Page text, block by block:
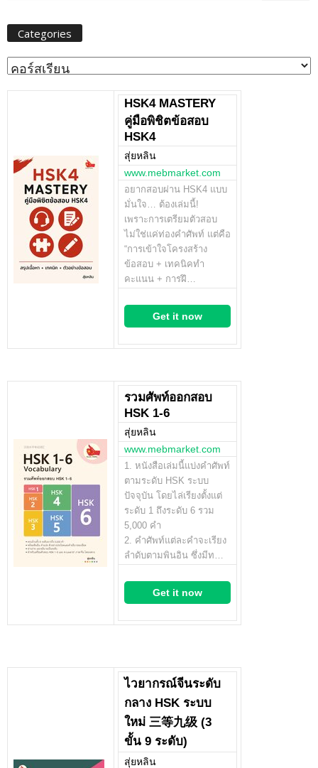
Categories
Categories
HSK4 MASTERY
คู่มือพิชิตข้อสอบ
HSK4
สุ่ยหลิน
www.mebmarket.com
อยากสอบผ่าน HSK4 แบบ
มั่นใจ… ต้องเล่มนี้!
เพราะการเตรียมตัวสอบ
ไม่ใช่แค่ท่องคำศัพท์ แต่คือ
“การเข้าใจโครงสร้าง
ข้อสอบ + เทคนิคทำ
คะแนน + การฝึ…
Get it now
รวมศัพท์ออกสอบ
HSK 1-6
สุ่ยหลิน
www.mebmarket.com
1. หนังสือเล่มนี้แบ่งคำศัพท์
ตามระดับ HSK ระบบ
ปัจจุบัน โดยไล่เรียงตั้งแต่
ระดับ 1 ถึงระดับ 6 รวม
5,000 คำ
2. คำศัพท์แต่ละคำจะเรียง
ลำดับตามพินอิน ซึ่งมีท…
Get it now
ไวยากรณ์จีนระดับ
กลาง HSK ระบบ
ใหม่ 三等九级 (3
ขั้น 9 ระดับ)
สุ่ยหลิน